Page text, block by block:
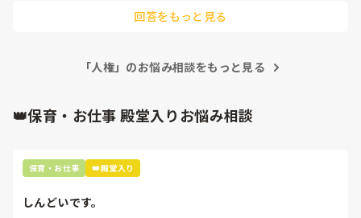
らなくて気持ちが入らない…他のクラスをフォローするなら
私もほぼ同じ境遇で、今年度すごく大変な3歳児を担任するこ
今まで休憩が取れなかった時間や苦しい状況でもフォローを貰
えなかったことを記録としてつけていたので、これを持って労
これをしたからと言ってすぐに状況が何もかも改善されたとい
うわけではありませんが、少なくとも私が休憩する時間に人を
うのを他クラスで呑気に過ごしている職員に知らしめるきっか
けになったと思います。
回答をもっと見る
「人権」のお悩み相談をもっと見る
👑保育・お仕事 殿堂入りお悩み相談
保育・お仕事 👑殿堂入り
しんどいです。